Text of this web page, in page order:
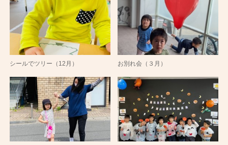
シールでツリー（12月） お別れ会（３月）